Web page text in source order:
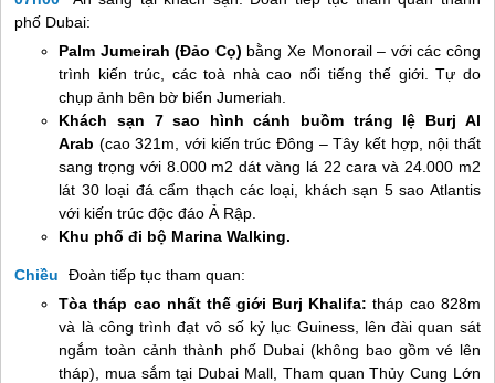
phố Dubai:
Palm Jumeirah (Đảo Cọ) bằng Xe Monorail – với các công
trình kiến trúc, các toà nhà cao nổi tiếng thế giới. Tự do
chụp ảnh bên bờ biển Jumeriah.
Khách sạn 7 sao hình cánh buồm tráng lệ Burj Al
Arab (cao 321m, với kiến trúc Đông – Tây kết hợp, nội thất
sang trọng với 8.000 m2 dát vàng lá 22 cara và 24.000 m2
lát 30 loại đá cẩm thạch các loại, khách sạn 5 sao Atlantis
với kiến trúc độc đáo Ả Rập.
Khu phố đi bộ Marina Walking.
Chiều
Đoàn tiếp tục tham quan:
Tòa tháp cao nhất thế giới Burj Khalifa: tháp cao 828m
và là công trình đạt vô số kỷ lục Guiness, lên đài quan sát
ngắm toàn cảnh thành phố Dubai (không bao gồm vé lên
tháp), mua sắm tại Dubai Mall, Tham quan Thủy Cung Lớn